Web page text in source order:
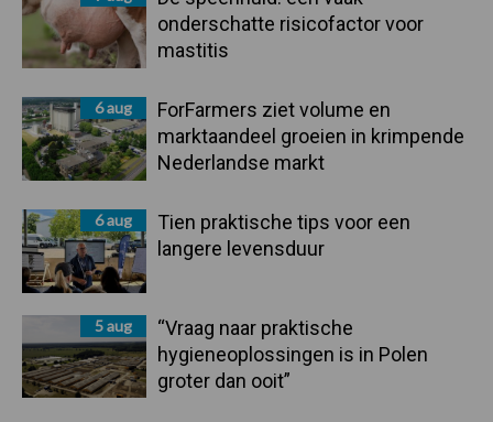
onderschatte risicofactor voor
mastitis
6 aug
ForFarmers ziet volume en
marktaandeel groeien in krimpende
Nederlandse markt
6 aug
Tien praktische tips voor een
langere levensduur
5 aug
“Vraag naar praktische
hygieneoplossingen is in Polen
groter dan ooit”